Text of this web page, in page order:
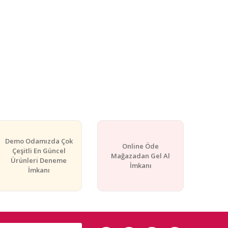
Demo Odamızda Çok
Çeşitli En Güncel
Ürünleri Deneme
İmkanı
Online Öde
Mağazadan Gel Al
İmkanı